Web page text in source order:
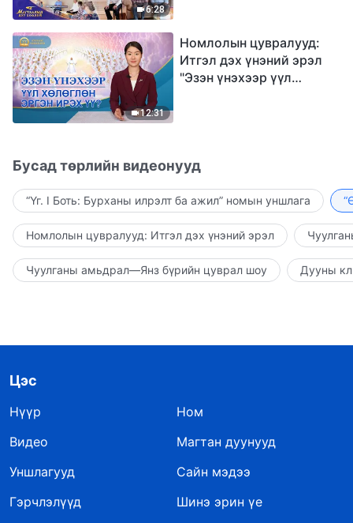
6:28
12:31
Номлолын цувралууд:
Итгэл дэх үнэний эрэл
"Эзэн үнэхээр үүл
Бусад төрлийн видеонууд
“Үг. I Боть: Бурханы илрэлт ба ажил” номын уншлага
Номлолын цувралууд: Итгэл дэх үнэний эрэл
Чуулганы амьдрал—Янз бүрийн цуврал шоу Дууны
Цэс
Нүүр
Ном
Видео
Магтан дуунууд
Уншлагууд
Сайн мэдээ
Гэрчлэлүүд
Шинэ эрин үе